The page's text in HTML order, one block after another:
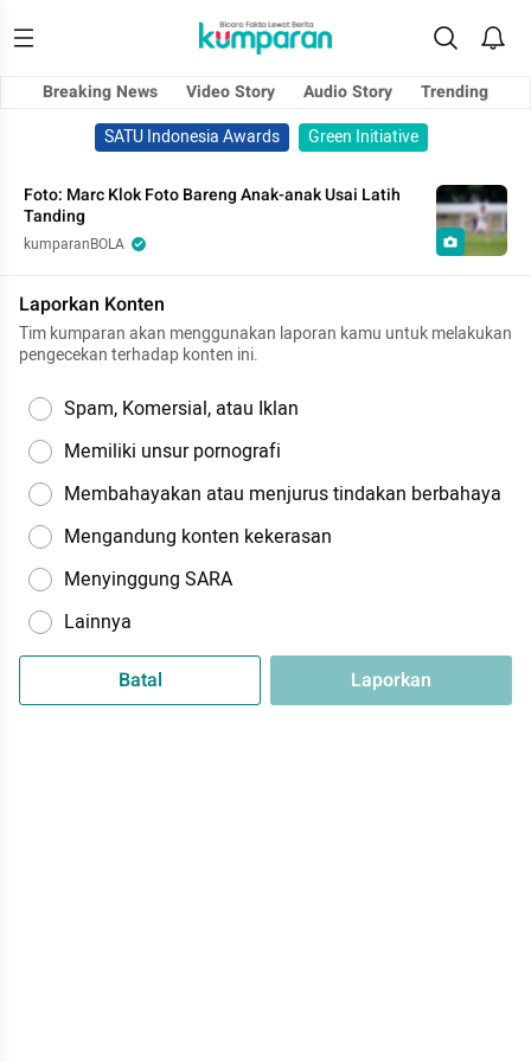
Breaking News Video Story Audio Story
Trending
SATU Indonesia Awards
Green Initiative
Foto: Marc Klok Foto Bareng Anak-anak Usai Latih
Tanding
kumparanBOLA
Laporkan Konten
Tim kumparan akan menggunakan laporan kamu untuk melakukan
pengecekan terhadap konten ini.
Spam, Komersial, atau Iklan
Memiliki unsur pornografi
Membahayakan atau menjurus tindakan berbahaya
Mengandung konten kekerasan
Menyinggung SARA
Lainnya
Batal Laporkan